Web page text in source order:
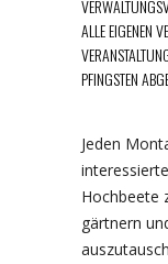
ALLE EIGENEN
PFINGSTEN
Jeden
Hochbeete
gärtnern